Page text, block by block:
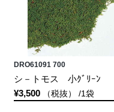
DRO61091 700
シ－トモス 小ｸﾞﾘｰﾝ
¥3,500（税抜） /1袋